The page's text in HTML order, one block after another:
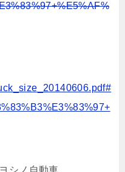
シノ自動車